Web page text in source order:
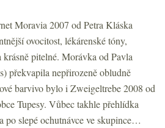
Moravia 2007 od Petra Kláska
ovocitost, lékárenské tóny,
pitelné. Morávka od Pavla
překvapila nepřirozeně obludně
barvivo bylo i Zweigeltrebe 2008 od
Tupesy. Vůbec takhle přehlídka
po slepé ochutnávce ve skupince…